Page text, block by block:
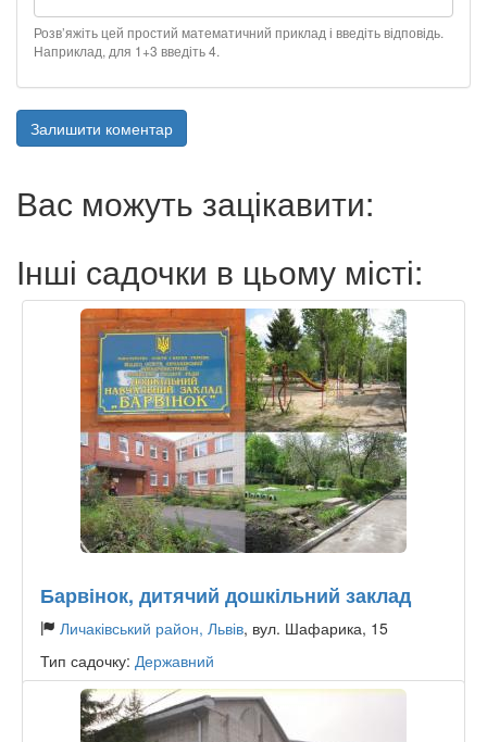
Розв’яжіть цей простий математичний приклад і введіть відповідь.
Наприклад, для 1+3 введіть 4.
Залишити коментар
Вас можуть зацікавити:
Інші садочки в цьому місті:
Барвінок, дитячий дошкільний заклад
Личаківський район, Львів, вул. Шафарика, 15
Тип садочку: Державний